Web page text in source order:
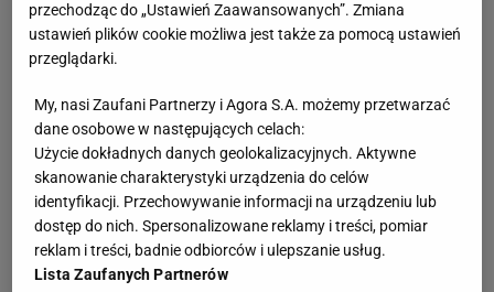
przechodząc do „Ustawień Zaawansowanych”. Zmiana
ustawień plików cookie możliwa jest także za pomocą ustawień
przeglądarki.
My, nasi Zaufani Partnerzy i Agora S.A. możemy przetwarzać
dane osobowe w następujących celach:
Użycie dokładnych danych geolokalizacyjnych. Aktywne
skanowanie charakterystyki urządzenia do celów
identyfikacji. Przechowywanie informacji na urządzeniu lub
dostęp do nich. Spersonalizowane reklamy i treści, pomiar
reklam i treści, badnie odbiorców i ulepszanie usług.
Lista Zaufanych Partnerów